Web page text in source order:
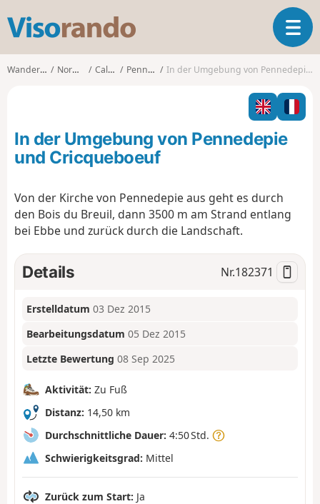
s
o
o
T
o
l
n
n
Wanderungen Normandie Calvados Pennedepie In der Umgebung von Pennedepie und Cricqueboeuf
In der Umgebung von Pennedepie
und Cricqueboeuf
Von der Kirche von Pennedepie aus geht es durch
den Bois du Breuil, dann 3500 m am Strand entlang
bei Ebbe und zurück durch die Landschaft.
Details Nr.182371
Erstelldatum 03 Dez 2015
Bearbeitungsdatum 05 Dez 2015
Letzte Bewertung 08 Sep 2025
Aktivität: Zu Fuß
Distanz: 14,50 km
Durchschnittliche Dauer: 4:50 Std.
Schwierigkeitsgrad: Mittel
Zurück zum Start: Ja